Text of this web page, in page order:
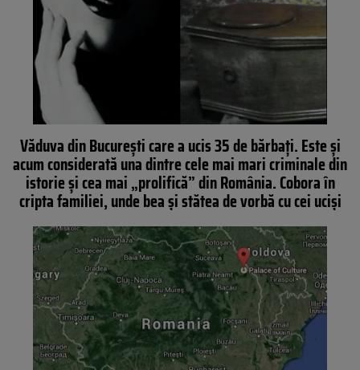
Văduva din București care a ucis 35 de bărbați. Este și
acum considerată una dintre cele mai mari criminale din
istorie și cea mai „prolifică” din România. Cobora în
cripta familiei, unde bea și stătea de vorbă cu cei uciși